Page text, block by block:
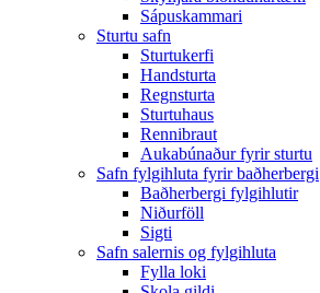
Sápuskammari
Sturtu safn
Sturtukerfi
Handsturta
Regnsturta
Sturtuhaus
Rennibraut
Aukabúnaður fyrir sturtu
Safn fylgihluta fyrir baðherbergi
Baðherbergi fylgihlutir
Niðurföll
Sigti
Safn salernis og fylgihluta
Fylla loki